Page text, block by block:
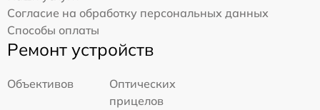
Согласие на обработку персональных данных
Способы оплаты
Ремонт устройств
Объективов
Оптических
прицелов